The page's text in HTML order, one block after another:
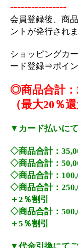
----------------
会員登録後、商
ントが発行されま
ショッピングカ
ード登録⇒ポイ
◎商品合計：
（最大20％還
▼カード払いに
◇商品合計：
◇商品合計：
◇商品合計：
◇商品合計：
＋2％割引
◇商品合計：
＋5％割引
▼代金引換にて